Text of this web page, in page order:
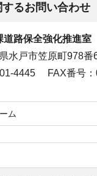
るお問い合わせ
道路保全強化推進室
水戸市笠原町978番
4445
FAX番号
ム